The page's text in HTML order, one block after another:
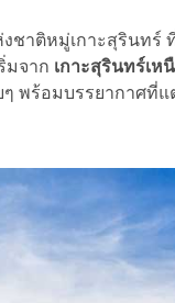
าติหมู่เกาะสุรินทร์
มจาก เกาะสุรินทร์เห
ๆ พร้อมบรรยากาศที่